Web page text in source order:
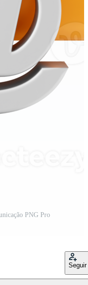
PNG Pro
Seguir